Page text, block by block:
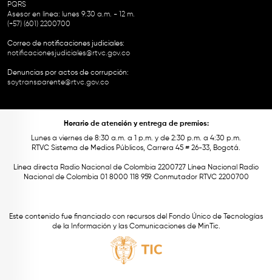
PQRS
Asesor en línea: lunes 9:30 a.m. - 12 m.
(+57) (601) 2200700
Correo de notificaciones judiciales:
notificacionesjudiciales@rtvc.gov.co
Denuncias por actos de corrupción:
soytransparente@rtvc.gov.co
Horario de atención y entrega de premios:
Lunes a viernes de 8:30 a.m. a 1 p.m. y de 2:30 p.m. a 4:30 p.m.
RTVC Sistema de Medios Públicos, Carrera 45 # 26-33, Bogotá.
Línea directa Radio Nacional de Colombia 2200727 Línea Nacional Radio
Nacional de Colombia 01 8000 118 959. Conmutador RTVC 2200700
Este contenido fue financiado con recursos del Fondo Único de Tecnologías
de la Información y las Comunicaciones de MinTic.